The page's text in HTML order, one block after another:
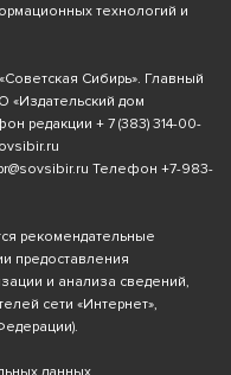
технологий и
Сибирь». Главный
«Издательский дом
редакции + 7 (383) 314-00-
Телефон +7-983-
рекомендательные
предоставления
и анализа сведений,
сети «Интернет»,